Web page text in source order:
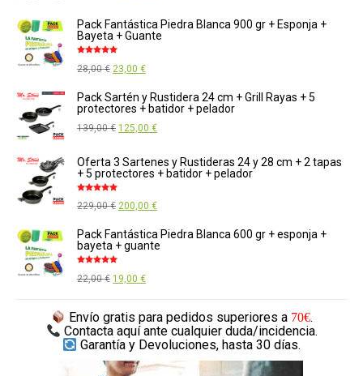
original
569,00 €.
actual
Pack Fantástica Piedra Blanca 900 gr + Esponja +
Bayeta + Guante
con5.00de
28,00€ El
original
era:
23,00 €El
actual
es:
Pack Sartén y Rustidera 24 cm + Grill Rayas + 5
protectores + batidor + pelador
139,00€ El
original
139,00 €.
125,00 €El
actual
125,00 €.
Oferta 3 Sartenes y Rustideras 24 y 28 cm + 2 tapas
+ 5 protectores + batidor + pelador
con5.00de
229,00€ El
original
229,00 €.
200,00 €El
actual
Pack Fantástica Piedra Blanca 600 gr + esponja +
bayeta + guante
con5.00de
22,00€ El
original
era:
22,00 €.
19,00 €El
actual
es:
19,00 €.
Envío gratis para pedidos superiores a 70€.
Contacta aquíante cualquier duda/incidencia.
Garantía y Devoluciones, hasta 30 días.